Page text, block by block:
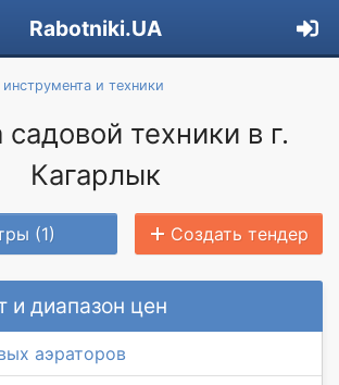
Rabotniki.UA
и техники
техники в г.
Кагарлык
(1) Создать тендер
и диапазон цен
аэраторов